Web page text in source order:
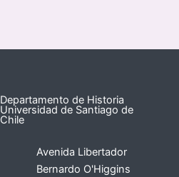
Departamento de Historia
Universidad de Santiago de
Chile
Avenida Libertador
Bernardo O'Higgins